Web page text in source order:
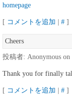
homepage
[ コメントを追加 # ]
Cheers
投稿者: Anonymous
Thank you for finally
[ コメントを追加 # ]